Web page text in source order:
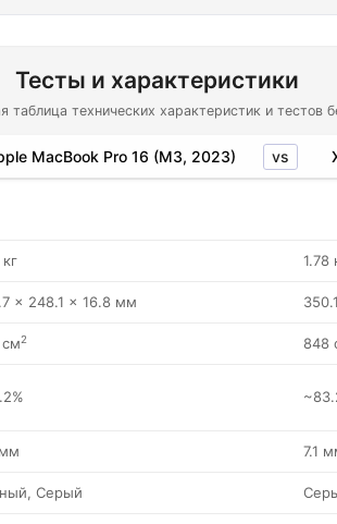
Тесты и характеристики
таблица технических характеристик и тестов
MacBook Pro 16 (M3, 2023) vs
1.78
x 248.1 x 16.8 мм
2 848
7.1
Серый